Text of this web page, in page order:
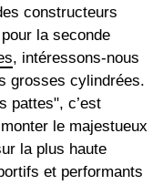
constructeurs
la seconde
, intéressons-nous
grosses cylindrées.
pattes", c’est
le majestueux
la plus haute
et performants